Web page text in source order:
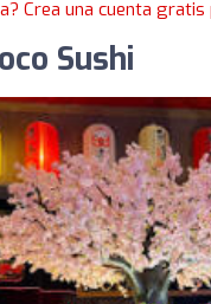
Crea una cuenta
Sushi